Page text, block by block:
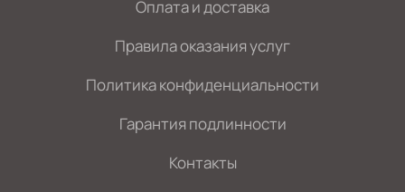
Оплата и доставка
Правила оказания услуг
Политика конфиденциальности
Гарантия подлинности
Контакты